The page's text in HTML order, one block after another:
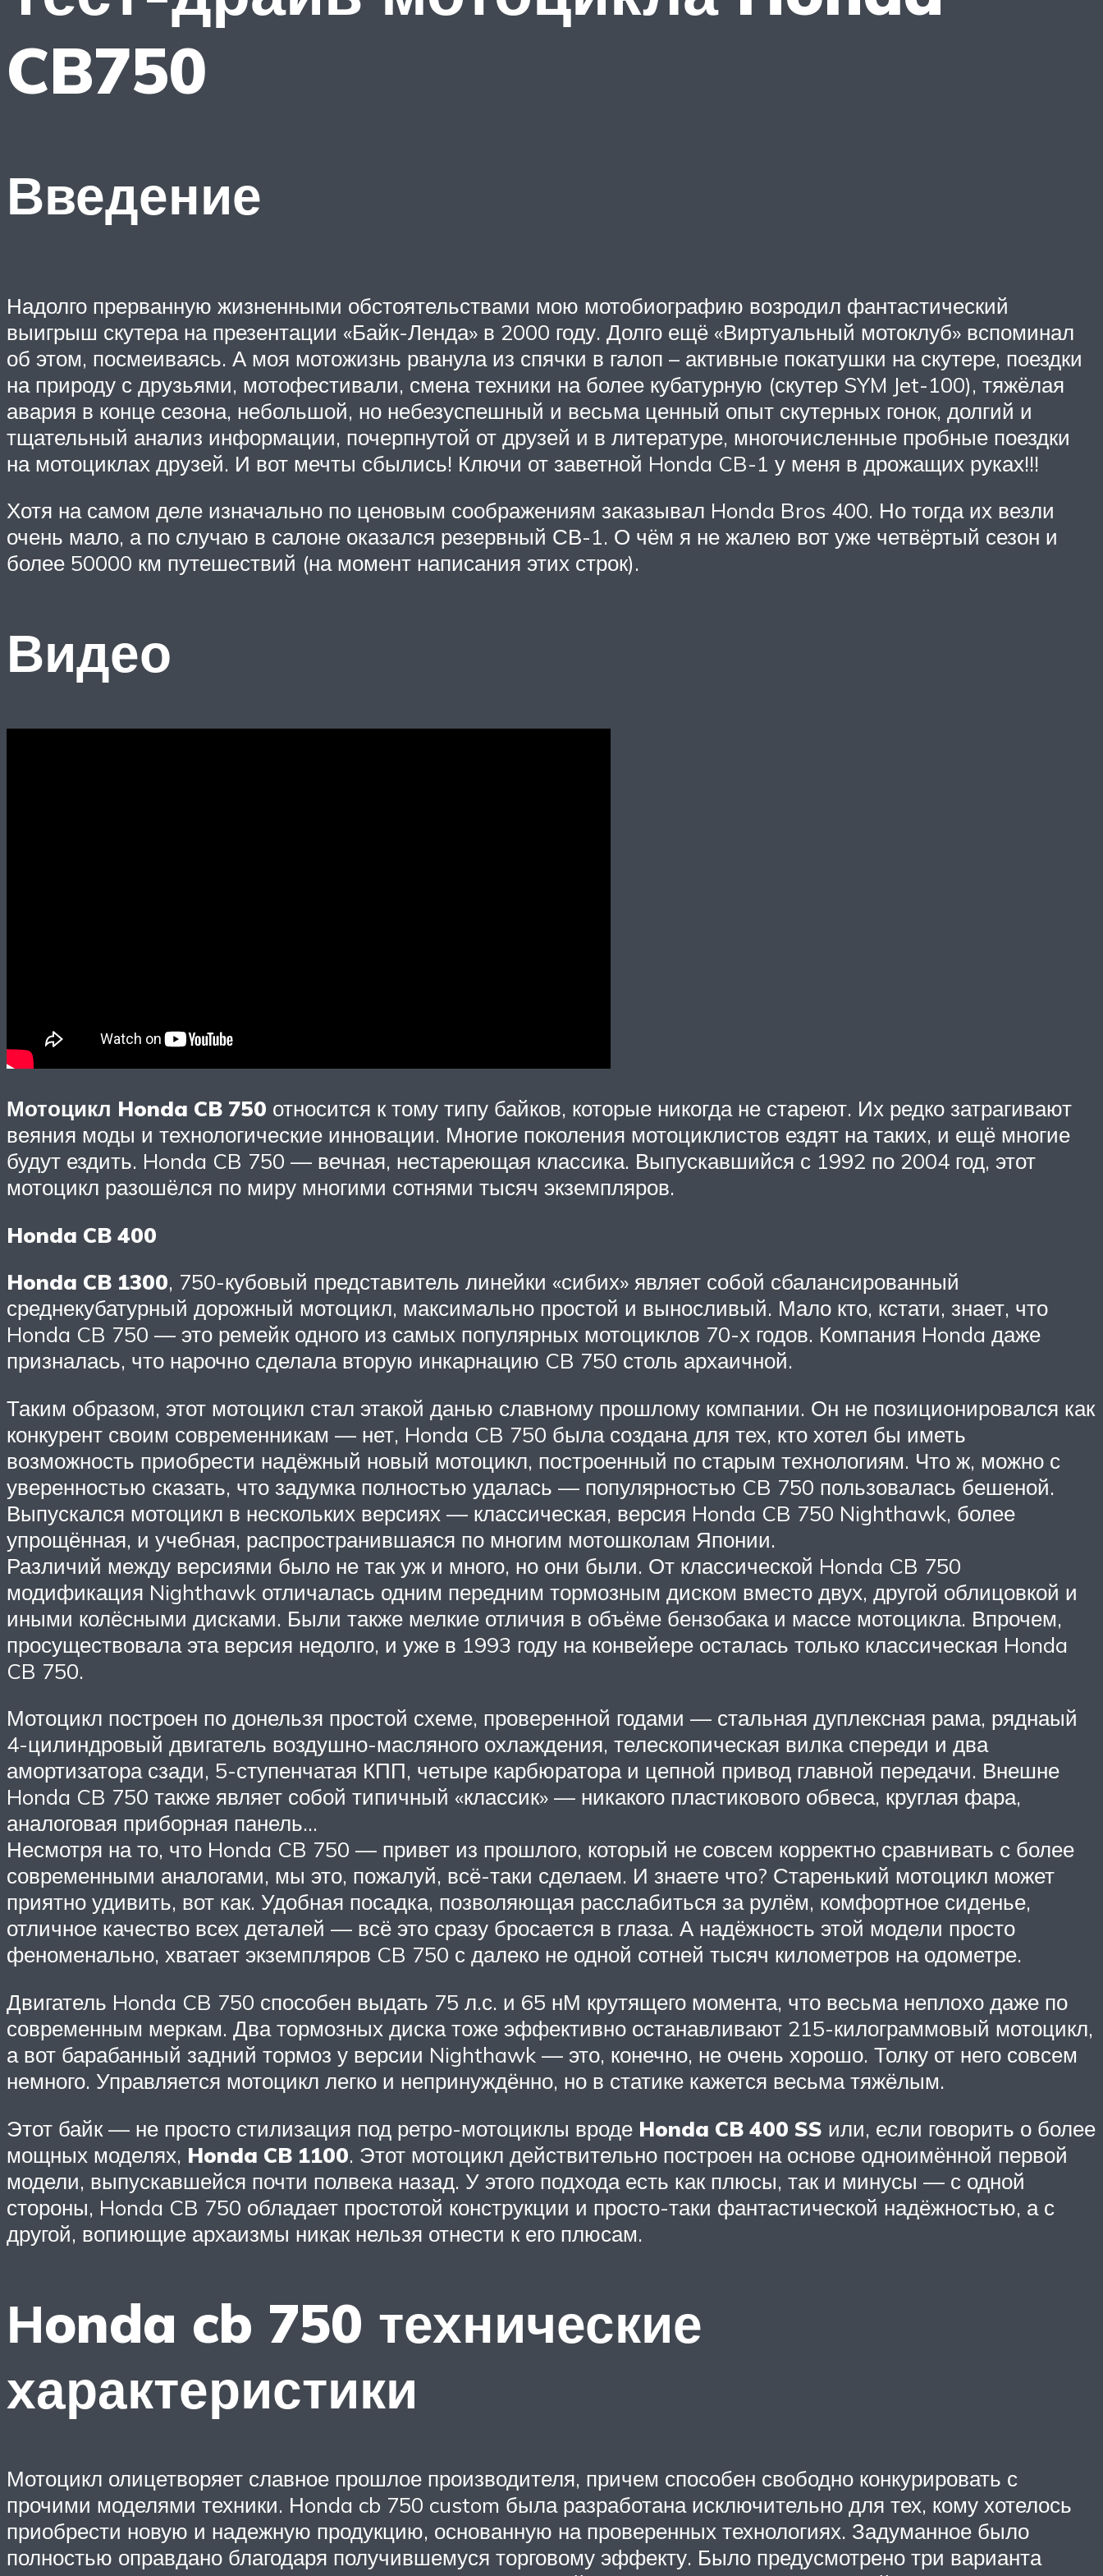
CB750
Введение
Надолго прерванную жизненными обстоятельствами мою мотобиографию возродил фантастический
выигрыш скутера на презентации «Байк-Ленда» в 2000 году. Долго ещё «Виртуальный мотоклуб» вспоминал
об этом, посмеиваясь. А моя мотожизнь рванула из спячки в галоп – активные покатушки на скутере, поездки
на природу с друзьями, мотофестивали, смена техники на более кубатурную (скутер SYM Jet-100), тяжёлая
авария в конце сезона, небольшой, но небезуспешный и весьма ценный опыт скутерных гонок, долгий и
тщательный анализ информации, почерпнутой от друзей и в литературе, многочисленные пробные поездки
на мотоциклах друзей. И вот мечты сбылись! Ключи от заветной Honda CB-1 у меня в дрожащих руках!!!
Хотя на самом деле изначально по ценовым соображениям заказывал Honda Bros 400. Но тогда их везли
очень мало, а по случаю в салоне оказался резервный СВ-1. О чём я не жалею вот уже четвёртый сезон и
более 50000 км путешествий (на момент написания этих строк).
Видео
Мотоцикл Honda CB 750 относится к тому типу байков, которые никогда не стареют. Их редко затрагивают
веяния моды и технологические инновации. Многие поколения мотоциклистов ездят на таких, и ещё многие
будут ездить. Honda CB 750 — вечная, нестареющая классика. Выпускавшийся с 1992 по 2004 год, этот
мотоцикл разошёлся по миру многими сотнями тысяч экземпляров.
Honda CB 400
Honda CB 1300, 750-кубовый представитель линейки «сибих» являет собой сбалансированный
среднекубатурный дорожный мотоцикл, максимально простой и выносливый. Мало кто, кстати, знает, что
Honda CB 750 — это ремейк одного из самых популярных мотоциклов 70-х годов. Компания Honda даже
призналась, что нарочно сделала вторую инкарнацию CB 750 столь архаичной.
Таким образом, этот мотоцикл стал этакой данью славному прошлому компании. Он не позиционировался как
конкурент своим современникам — нет, Honda CB 750 была создана для тех, кто хотел бы иметь
возможность приобрести надёжный новый мотоцикл, построенный по старым технологиям. Что ж, можно с
уверенностью сказать, что задумка полностью удалась — популярностью CB 750 пользовалась бешеной.
Выпускался мотоцикл в нескольких версиях — классическая, версия Honda CB 750 Nighthawk, более
упрощённая, и учебная, распространившаяся по многим мотошколам Японии.
Различий между версиями было не так уж и много, но они были. От классической Honda CB 750
модификация Nighthawk отличалась одним передним тормозным диском вместо двух, другой облицовкой и
иными колёсными дисками. Были также мелкие отличия в объёме бензобака и массе мотоцикла. Впрочем,
просуществовала эта версия недолго, и уже в 1993 году на конвейере осталась только классическая Honda
CB 750.
Мотоцикл построен по донельзя простой схеме, проверенной годами — стальная дуплексная рама, ряднаый
4-цилиндровый двигатель воздушно-масляного охлаждения, телескопическая вилка спереди и два
амортизатора сзади, 5-ступенчатая КПП, четыре карбюратора и цепной привод главной передачи. Внешне
Honda CB 750 также являет собой типичный «классик» — никакого пластикового обвеса, круглая фара,
аналоговая приборная панель…
Несмотря на то, что Honda CB 750 — привет из прошлого, который не совсем корректно сравнивать с более
современными аналогами, мы это, пожалуй, всё-таки сделаем. И знаете что? Старенький мотоцикл может
приятно удивить, вот как. Удобная посадка, позволяющая расслабиться за рулём, комфортное сиденье,
отличное качество всех деталей — всё это сразу бросается в глаза. А надёжность этой модели просто
феноменально, хватает экземпляров CB 750 с далеко не одной сотней тысяч километров на одометре.
Двигатель Honda CB 750 способен выдать 75 л.с. и 65 нМ крутящего момента, что весьма неплохо даже по
современным меркам. Два тормозных диска тоже эффективно останавливают 215-килограммовый мотоцикл,
а вот барабанный задний тормоз у версии Nighthawk — это, конечно, не очень хорошо. Толку от него совсем
немного. Управляется мотоцикл легко и непринуждённо, но в статике кажется весьма тяжёлым.
Этот байк — не просто стилизация под ретро-мотоциклы вроде Honda CB 400 SS или, если говорить о более
мощных моделях, Honda CB 1100. Этот мотоцикл действительно построен на основе одноимённой первой
модели, выпускавшейся почти полвека назад. У этого подхода есть как плюсы, так и минусы — с одной
стороны, Honda CB 750 обладает простотой конструкции и просто-таки фантастической надёжностью, а с
другой, вопиющие архаизмы никак нельзя отнести к его плюсам.
Нonda cb 750 технические
характеристики
Мотоцикл олицетворяет славное прошлое производителя, причем способен свободно конкурировать с
прочими моделями техники. Нonda cb 750 custom была разработана исключительно для тех, кому хотелось
приобрести новую и надежную продукцию, основанную на проверенных технологиях. Задуманное было
полностью оправдано благодаря получившемуся торговому эффекту. Было предусмотрено три варианта